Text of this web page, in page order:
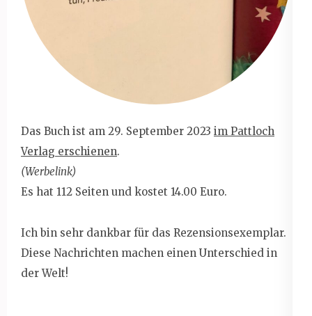
Das Buch ist am 29. September 2023 im Pattloch
Verlag erschienen.
(Werbelink)
Es hat 112 Seiten und kostet 14.00 Euro.
Ich bin sehr dankbar für das Rezensionsexemplar.
Diese Nachrichten machen einen Unterschied in
der Welt!